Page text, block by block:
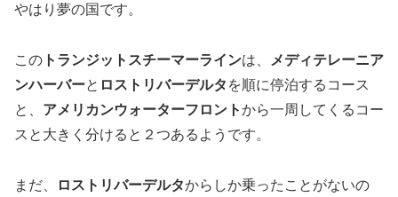
やはり夢の国です。
この トランジットスチーマーラインは、
メディテレーニア
ンハーバーと ロストリバーデルタ を順に停泊するコース
と、 アメリカンウォーターフロントから一周してくるコー
スと大きく分けると２つあるようです。
まだ、 ロストリバーデルタからしか乗ったことがないの